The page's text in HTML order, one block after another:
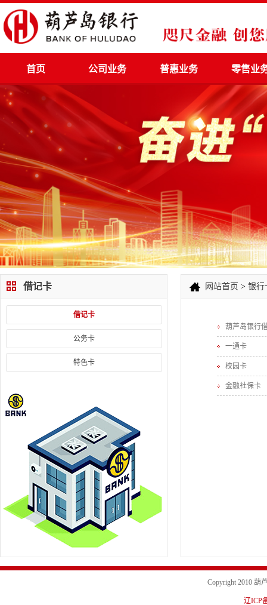
首页 公司业务 普惠业务 零售业
借记卡
借记卡
公务卡
特色卡
网站首页 > 银行
葫芦岛银行
一通卡
校园卡
金融社保卡
Copyright 2010 葫
辽ICP